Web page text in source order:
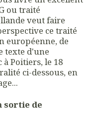
ou traité
veut faire
ce traité
européenne, de
texte d'une
Poitiers, le 18
ci-dessous, en
sortie de